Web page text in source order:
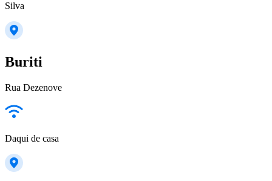
Silva
Buriti
Rua Dezenove
Daqui de casa